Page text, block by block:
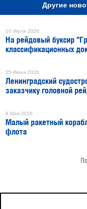
Другие
10 Июля 2026
На рейдовый буксир
классификационных
25 Июня 2026
Ленинградский
заказчику головной
8 Мая 2026
Малый ракетный
флота